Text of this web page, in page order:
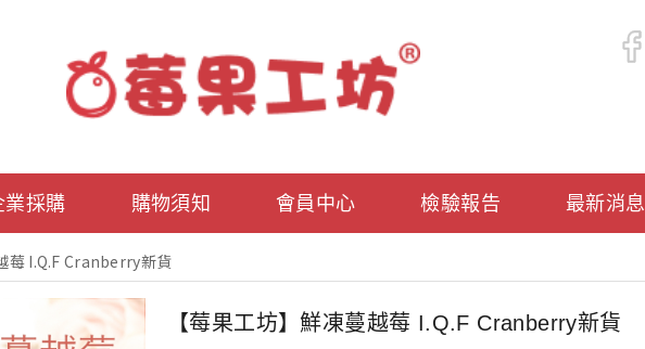
業採購 購物須知 會員中心 檢驗報告 最新消息
莓 I.Q.F Cranberry新貨
【莓果工坊】鮮凍蔓越莓 I.Q.F Cranberry新貨